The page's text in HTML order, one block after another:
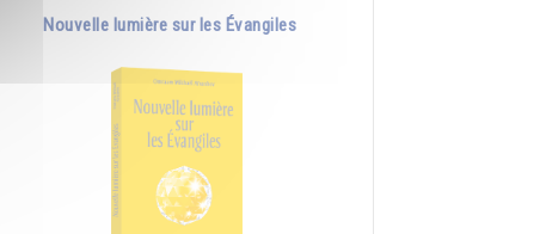
Nouvelle lumière sur les Évangiles